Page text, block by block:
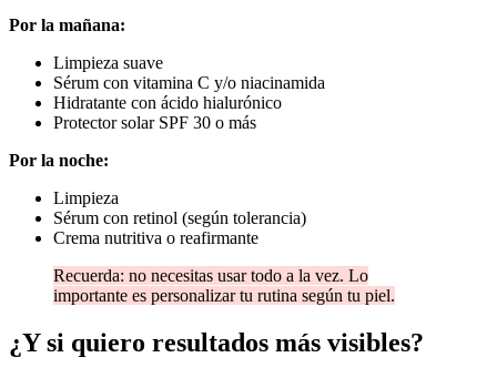
Por la mañana:
Limpieza suave
Sérum con vitamina C y/o niacinamida
Hidratante con ácido hialurónico
Protector solar SPF 30 o más
Por la noche:
Limpieza
Sérum con retinol (según tolerancia)
Crema nutritiva o reafirmante
Recuerda: no necesitas usar todo a la vez. Lo
importante es personalizar tu rutina según tu piel.
¿Y si quiero resultados más visibles?